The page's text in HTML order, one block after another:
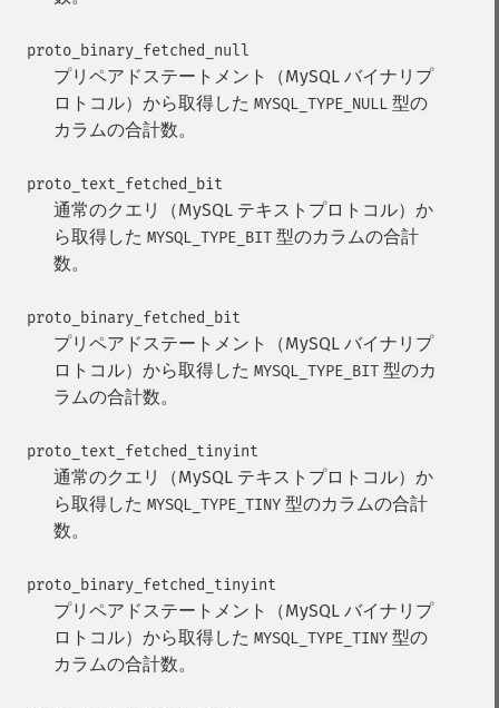
proto_binary_fetched_null
プリペアドステートメント（MySQL バイナリプ
ロトコル）から取得した MYSQL_TYPE_NULL 型の
カラムの合計数。
proto_text_fetched_bit
通常のクエリ（MySQL テキストプロトコル）か
ら取得した MYSQL_TYPE_BIT 型のカラムの合計
数。
proto_binary_fetched_bit
プリペアドステートメント（MySQL バイナリプ
ロトコル）から取得した MYSQL_TYPE_BIT 型のカ
ラムの合計数。
proto_text_fetched_tinyint
通常のクエリ（MySQL テキストプロトコル）か
ら取得した MYSQL_TYPE_TINY 型のカラムの合計
数。
proto_binary_fetched_tinyint
プリペアドステートメント（MySQL バイナリプ
ロトコル）から取得した MYSQL_TYPE_TINY 型の
カラムの合計数。